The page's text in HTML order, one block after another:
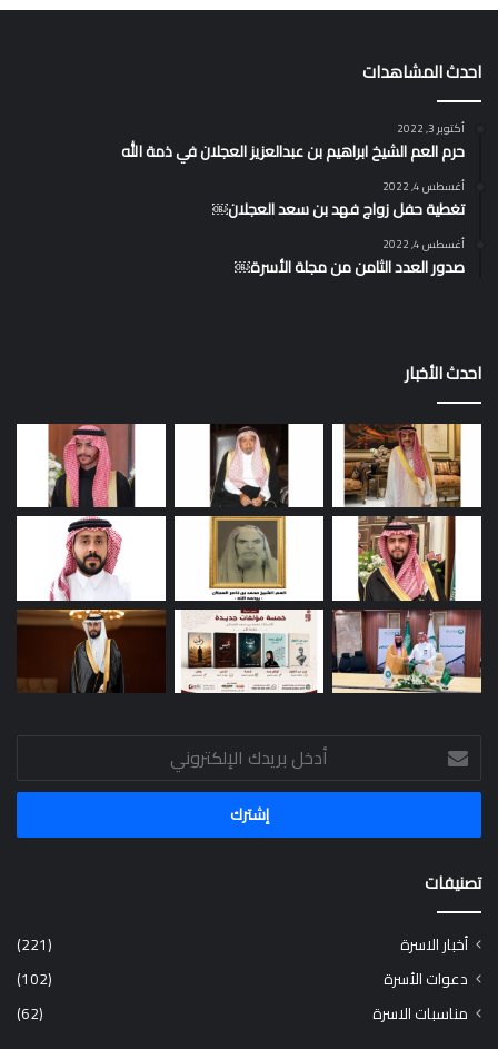
احدث المشاهدات
أكتوبر 3, 2022
حرم العم الشيخ ابراهيم بن عبدالعزيز العجلان في ذمة الله
أغسطس 4, 2022
تغطية حفل زواج فهد بن سعد العجلان￼
أغسطس 4, 2022
صدور العدد الثامن من مجلة الأسرة￼
احدث الأخبار
أدخل
بريدك
الإلكتروني
تصنيفات
أخبار الاسرة
(221)
دعوات الأسرة
(102)
مناسبات الاسرة
(62)